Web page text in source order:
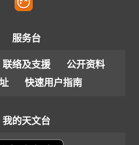
服务台
联络及支援
公开资料
快速用户指南
我的天文台